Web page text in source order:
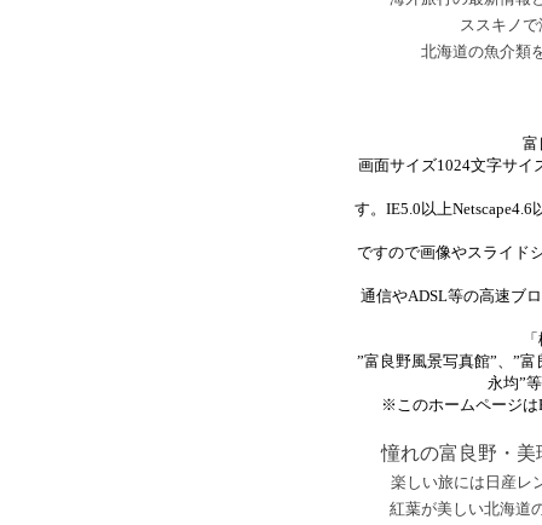
ススキノ
北海道の魚介類
富
画面サイズ1024文字サイ
す。 IE5.0以上Netscape4.6
ですので画像やスライド
通信やADSL等の高速ブ
”富良野風景写真館”、”富
永均”
※このホームページは
憧れの富良野・
楽しい旅には日産レ
紅葉が美しい北海道